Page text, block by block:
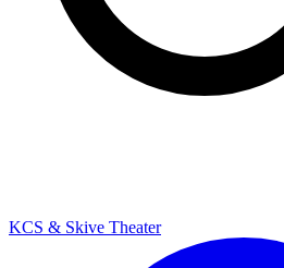
KCS & Skive Theater